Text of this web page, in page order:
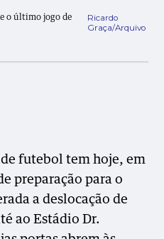
o último jogo de
Ricardo
Graça/Arquivo
futebol tem hoje, em
preparação para o
a deslocação de
ao Estádio Dr.